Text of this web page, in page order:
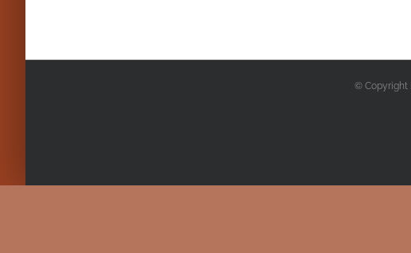
© Copyright